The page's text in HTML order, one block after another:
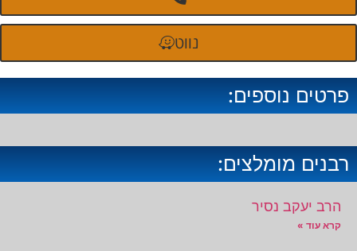
נווט
פרטים נוספים:
רבנים מומלצים:
הרב יעקב נסיר
קרא עוד »